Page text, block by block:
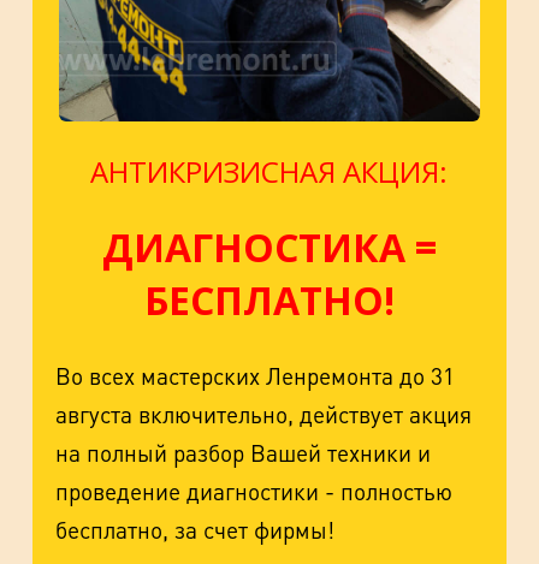
АНТИКРИЗИСНАЯ АКЦИЯ:
ДИАГНОСТИКА =
БЕСПЛАТНО!
Во всех мастерских Ленремонта до 31
августа включительно, действует акция
на полный разбор Вашей техники и
проведение диагностики - полностью
бесплатно, за счет фирмы!